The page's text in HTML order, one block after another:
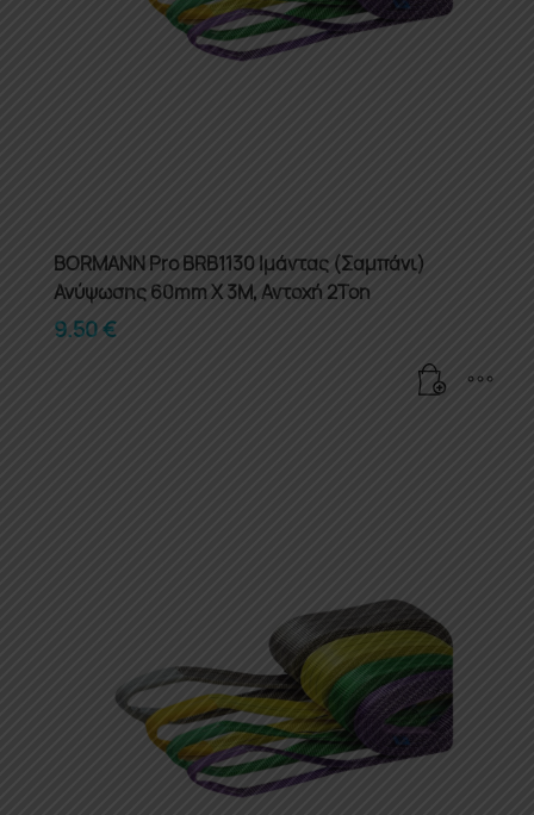
BORMANN Pro BRB1130 Ιμάντας (Σαμπάνι)
Ανύψωσης 60mm X 3M, Αντοχή 2Ton
9.50€